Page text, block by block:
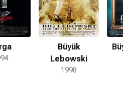
Büyük
Lebowski
1998